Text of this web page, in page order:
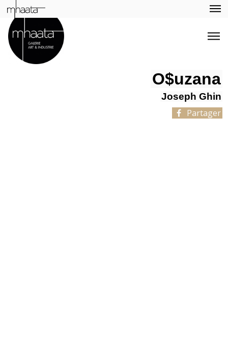
O$uzana
Joseph Ghin
Partager